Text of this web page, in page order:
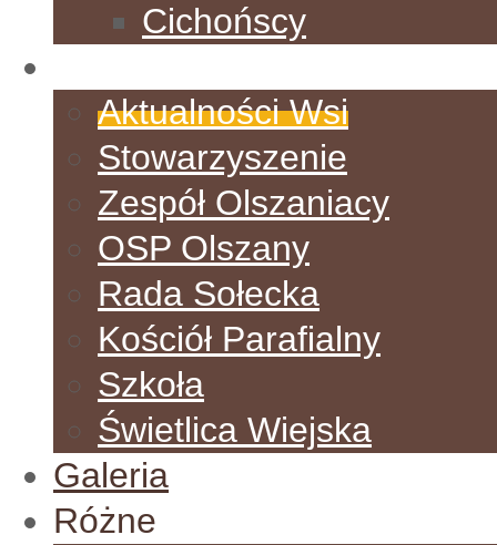
Cichońscy
Aktualności Wsi
Stowarzyszenie
Zespół Olszaniacy
OSP Olszany
Rada Sołecka
Kościół Parafialny
Szkoła
Świetlica Wiejska
Galeria
Różne